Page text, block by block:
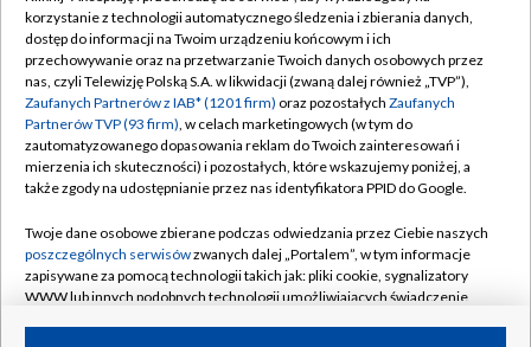
TVP
Abonament TVP
Emisja w TVP
Centrum informacji TVP
Naziemna Telewizja Cyfrowa
Rada Programowa
System NOS
Informacje o nadawcy
Regulamin TVP
Polityka prywatności
Moje zgody
Pomoc
Kontakt
Kanały
korzystanie z technologii automatycznego śledzenia i zbierania danych,
dostęp do informacji na Twoim urządzeniu końcowym i ich
przechowywanie oraz na przetwarzanie Twoich danych osobowych przez
nas, czyli Telewizję Polską S.A. w likwidacji (zwaną dalej również „TVP”),
Zaufanych Partnerów z IAB* (1201 firm) oraz pozostałych Zaufanych
Partnerów TVP (93 firm), w celach marketingowych (w tym do
zautomatyzowanego dopasowania reklam do Twoich zainteresowań i
mierzenia ich skuteczności) i pozostałych, które wskazujemy poniżej, a
także zgody na udostępnianie przez nas identyfikatora PPID do Google.
Twoje dane osobowe zbierane podczas odwiedzania przez Ciebie naszych
poszczególnych serwisówzwanych dalej „Portalem”, w tym informacje
zapisywane za pomocą technologii takich jak: pliki cookie, sygnalizatory
WWW lub innych podobnych technologii umożliwiających świadczenie